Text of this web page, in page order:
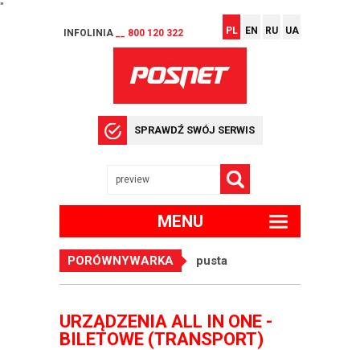
"
INFOLINIA __ 800 120 322 PL EN RU UA
SPRAWDŹ SWÓJ SERWIS
MENU
PORÓWNYWARKA pusta
URZĄDZENIA ALL IN ONE -
BILETOWE (TRANSPORT)